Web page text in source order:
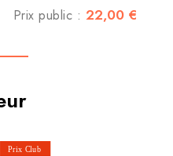
Prix public : 22,00 €